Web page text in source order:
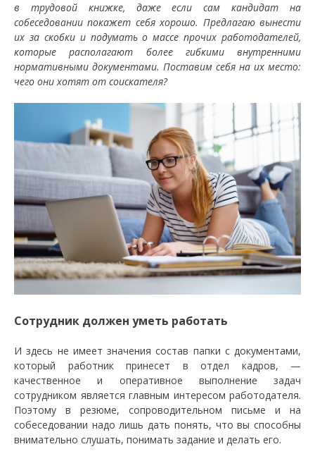
в трудовой книжке, даже если сам кандидат на
собеседовании покажет себя хорошо. Предлагаю вынести
их за скобки и подумать о массе прочих работодателей,
которые располагают более гибкими внутренними
нормативными документами. Поставим себя на их место:
чего они хотят от соискателя?
Сотрудник должен уметь работать
И здесь не имеет значения состав папки с документами,
который работник принесет в отдел кадров, —
качественное и оперативное выполнение задач
сотрудником является главным интересом работодателя.
Поэтому в резюме, сопроводительном письме и на
собеседовании надо лишь дать понять, что вы способны
внимательно слушать, понимать задание и делать его.